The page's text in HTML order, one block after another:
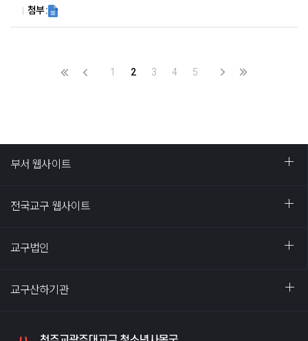
첨부 :
1 2 3 4 5
부서 웹사이트
전국교구 웹사이트
교구법인
교구산하기관